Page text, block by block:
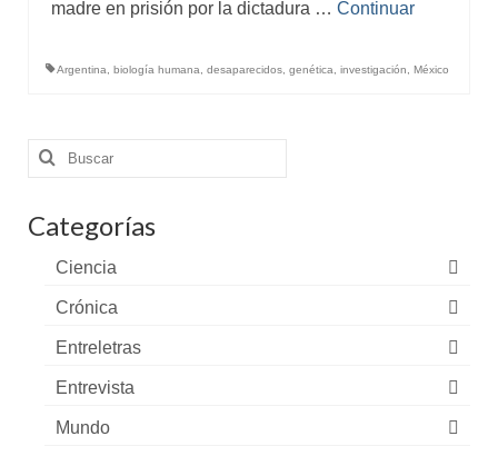
madre en prisión por la dictadura … Continuar
Argentina biología humana desaparecidos genética investigación México
Buscar
por:
Categorías
Ciencia
Crónica
Entreletras
Entrevista
Mundo